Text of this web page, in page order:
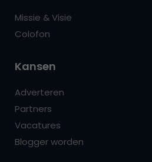
Missie & Visie
Colofon
Kansen
Adverteren
Partners
Vacatures
Blogger worden